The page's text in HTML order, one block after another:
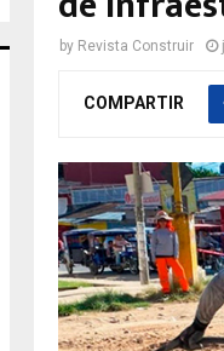
by Revista Construir
COMPARTIR